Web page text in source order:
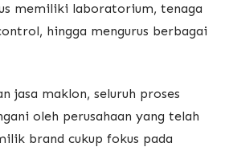
memiliki laboratorium, tenaga
hingga mengurus berbagai
jasa maklon, seluruh proses
oleh perusahaan yang telah
brand cukup fokus pada